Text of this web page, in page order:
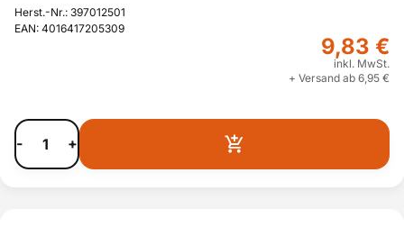
Herst.-Nr.: 397012501
EAN: 4016417205309
9,83 €
inkl. MwSt.
+ Versand ab 6,95 €
- +